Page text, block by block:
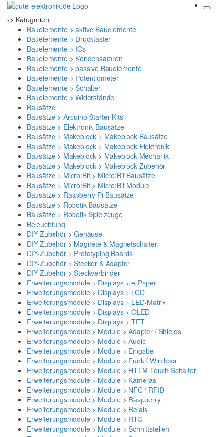
-> Kategorien
Bauelemente > aktive Bauelemente
Bauelemente > Drucktaster
Bauelemente > ICs
Bauelemente > Kondensatoren
Bauelemente > passive Bauelemente
Bauelemente > Potentiometer
Bauelemente > Schalter
Bauelemente > Widerstände
Bausätze
Bausätze > Arduino Starter Kits
Bausätze > Elektronik-Bausätze
Bausätze > Makeblock > Makeblock Bausätze
Bausätze > Makeblock > Makeblock Elektronik
Bausätze > Makeblock > Makeblock Mechanik
Bausätze > Makeblock > Makeblock Zubehör
Bausätze > Micro:Bit > Micro:Bit Bausätze
Bausätze > Micro:Bit > Micro:Bit Module
Bausätze > Raspberry Pi Bausätze
Bausätze > Robotik-Bausätze
Bausätze > Robotik Spielzeuge
Beleuchtung
DIY-Zubehör > Gehäuse
DIY-Zubehör > Magnete & Magnetschalter
DIY-Zubehör > Prototyping Boards
DIY-Zubehör > Stecker & Adapter
DIY-Zubehör > Steckverbinder
Erweiterungsmodule > Displays > e-Paper
Erweiterungsmodule > Displays > LCD
Erweiterungsmodule > Displays > LED-Matrix
Erweiterungsmodule > Displays > OLED
Erweiterungsmodule > Displays > TFT
Erweiterungsmodule > Module > Adapter / Shields
Erweiterungsmodule > Module > Audio
Erweiterungsmodule > Module > Eingabe
Erweiterungsmodule > Module > Funk / Wireless
Erweiterungsmodule > Module > HTTM Touch Schalter
Erweiterungsmodule > Module > Kameras
Erweiterungsmodule > Module > NFC / RFID
Erweiterungsmodule > Module > Raspberry
Erweiterungsmodule > Module > Relais
Erweiterungsmodule > Module > RTC
Erweiterungsmodule > Module > Schnittstellen